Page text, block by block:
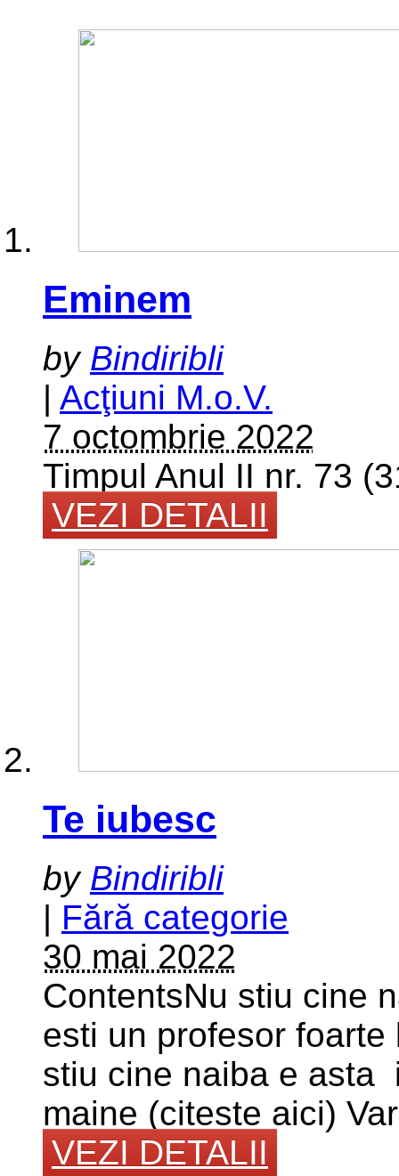
Eminem
by Bindiribli
| Acţiuni M.o.V.
7 octombrie 2022
Timpul Anul II nr. 73
VEZI DETALII
Te iubesc
by Bindiribli
| Fără categorie
30 mai 2022
ContentsNu stiu cine
esti un profesor
stiu cine naiba e asta
maine (citeste aici)
VEZI DETALII